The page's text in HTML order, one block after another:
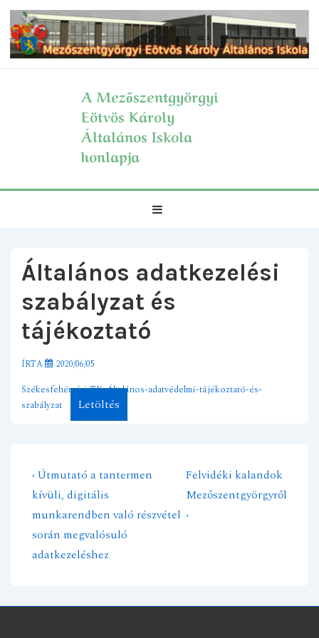
Skip
A Mezőszentgyörgyi
Eötvös Károly
Általános Iskola
honlapja
Általános adatkezelési
szabályzat és
tájékoztató
ÍRTA 2020/06/05
Székesfehérvári-TK_Általános-adatvédelmi-tájékoztató-és-
szabályzat
Letöltés
Bejegyzés
navigáció
Previous
Post
is
‹ Útmutató a tantermen
kívüli, digitális
munkarendben való részvétel
során megvalósuló
adatkezeléshez
Next
Post
is
Felvidéki kalandok
Mezőszentgyörgyről
›